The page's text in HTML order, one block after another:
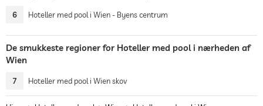
6 Hoteller med pool i Wien - Byens centrum
De smukkeste regioner for Hoteller med pool i nærheden af
Wien
7 Hoteller med pool i Wien skov